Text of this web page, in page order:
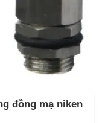
đồng mạ niken